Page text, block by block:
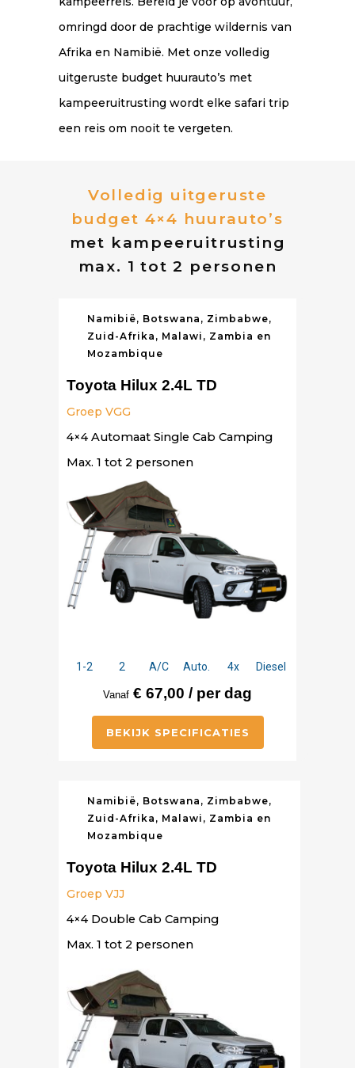
omringd door de prachtige wildernis van
Afrika en Namibië. Met onze volledig
uitgeruste budget huurauto’s met
kampeeruitrusting wordt elke safari trip
een reis om nooit te vergeten.
Volledig uitgeruste
budget 4×4 huurauto’s
met kampeeruitrusting
max. 1 tot 2 personen
Namibië, Botswana, Zimbabwe,
Zuid-Afrika, Malawi, Zambia en
Mozambique
Toyota Hilux 2.4L TD
Groep VGG
4×4 Automaat Single Cab Camping
Max. 1 tot 2 personen
1-2 2 A/C Auto. 4x Diesel
Vanaf € 67,00 / per dag
BEKIJK SPECIFICATIES
Namibië, Botswana, Zimbabwe,
Zuid-Afrika, Malawi, Zambia en
Mozambique
Toyota Hilux 2.4L TD
Groep VJJ
4×4 Double Cab Camping
Max. 1 tot 2 personen